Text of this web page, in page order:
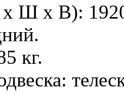
x Ш x В):
кг.